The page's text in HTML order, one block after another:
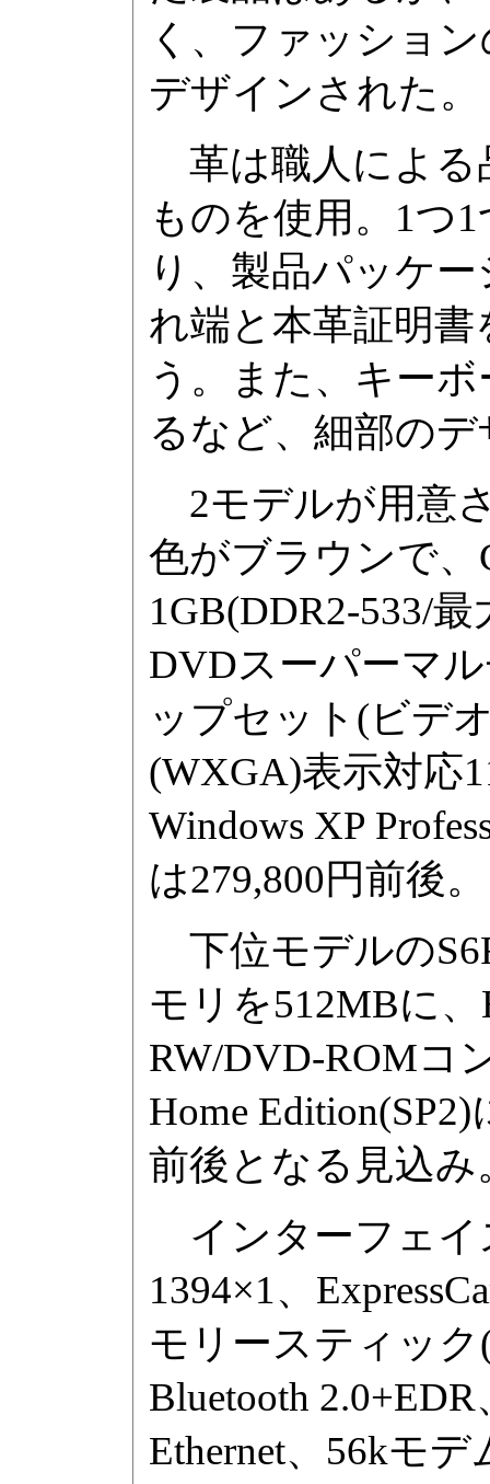
く、ファッショ
デザインされた。
革は職人による
ものを使用。1つ
り、製品パッケ
れ端と本革証明
う。また、キー
るなど、細部の
2モデルが用意
色がブラウンで、
1GB(DDR2-533/
DVDスーパーマル
ップセット(ビデ
(WXGA)表示対応
Windows XP
は279,800円前後。
下位モデルの
モリを512MBに
RW/DVD-ROMコ
Home
前後となる見込み
インターフェイ
1394×1、
モリースティック
Bluetooth
Ethernet、56kモ